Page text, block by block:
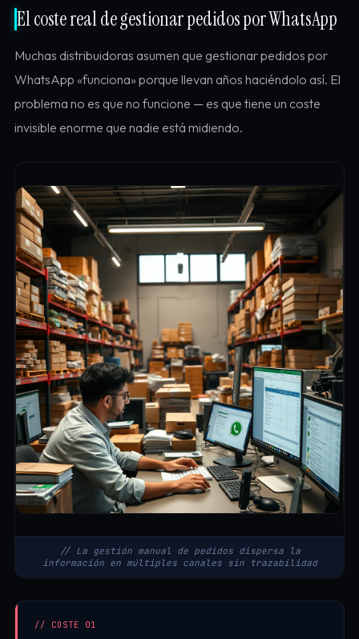
El coste real de gestionar pedidos por WhatsApp
Muchas distribuidoras asumen que gestionar pedidos por
WhatsApp «funciona» porque llevan años haciéndolo así. El
problema no es que no funcione — es que tiene un coste
invisible enorme que nadie está midiendo.
// La gestión manual de pedidos dispersa la
información en múltiples canales sin trazabilidad
// COSTE 01